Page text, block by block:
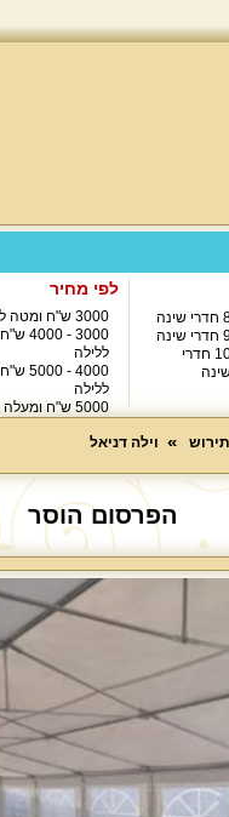
שינה
שינה
10 חדרי
לפי מחיר
3000 ש"ח ומטה ללילה
3000 - 4000 ש"ח
ללילה
4000 - 5000 ש"ח
ללילה
5000 ש"ח ומעלה ללילה
וילה דניאל
הפרסום הוסר